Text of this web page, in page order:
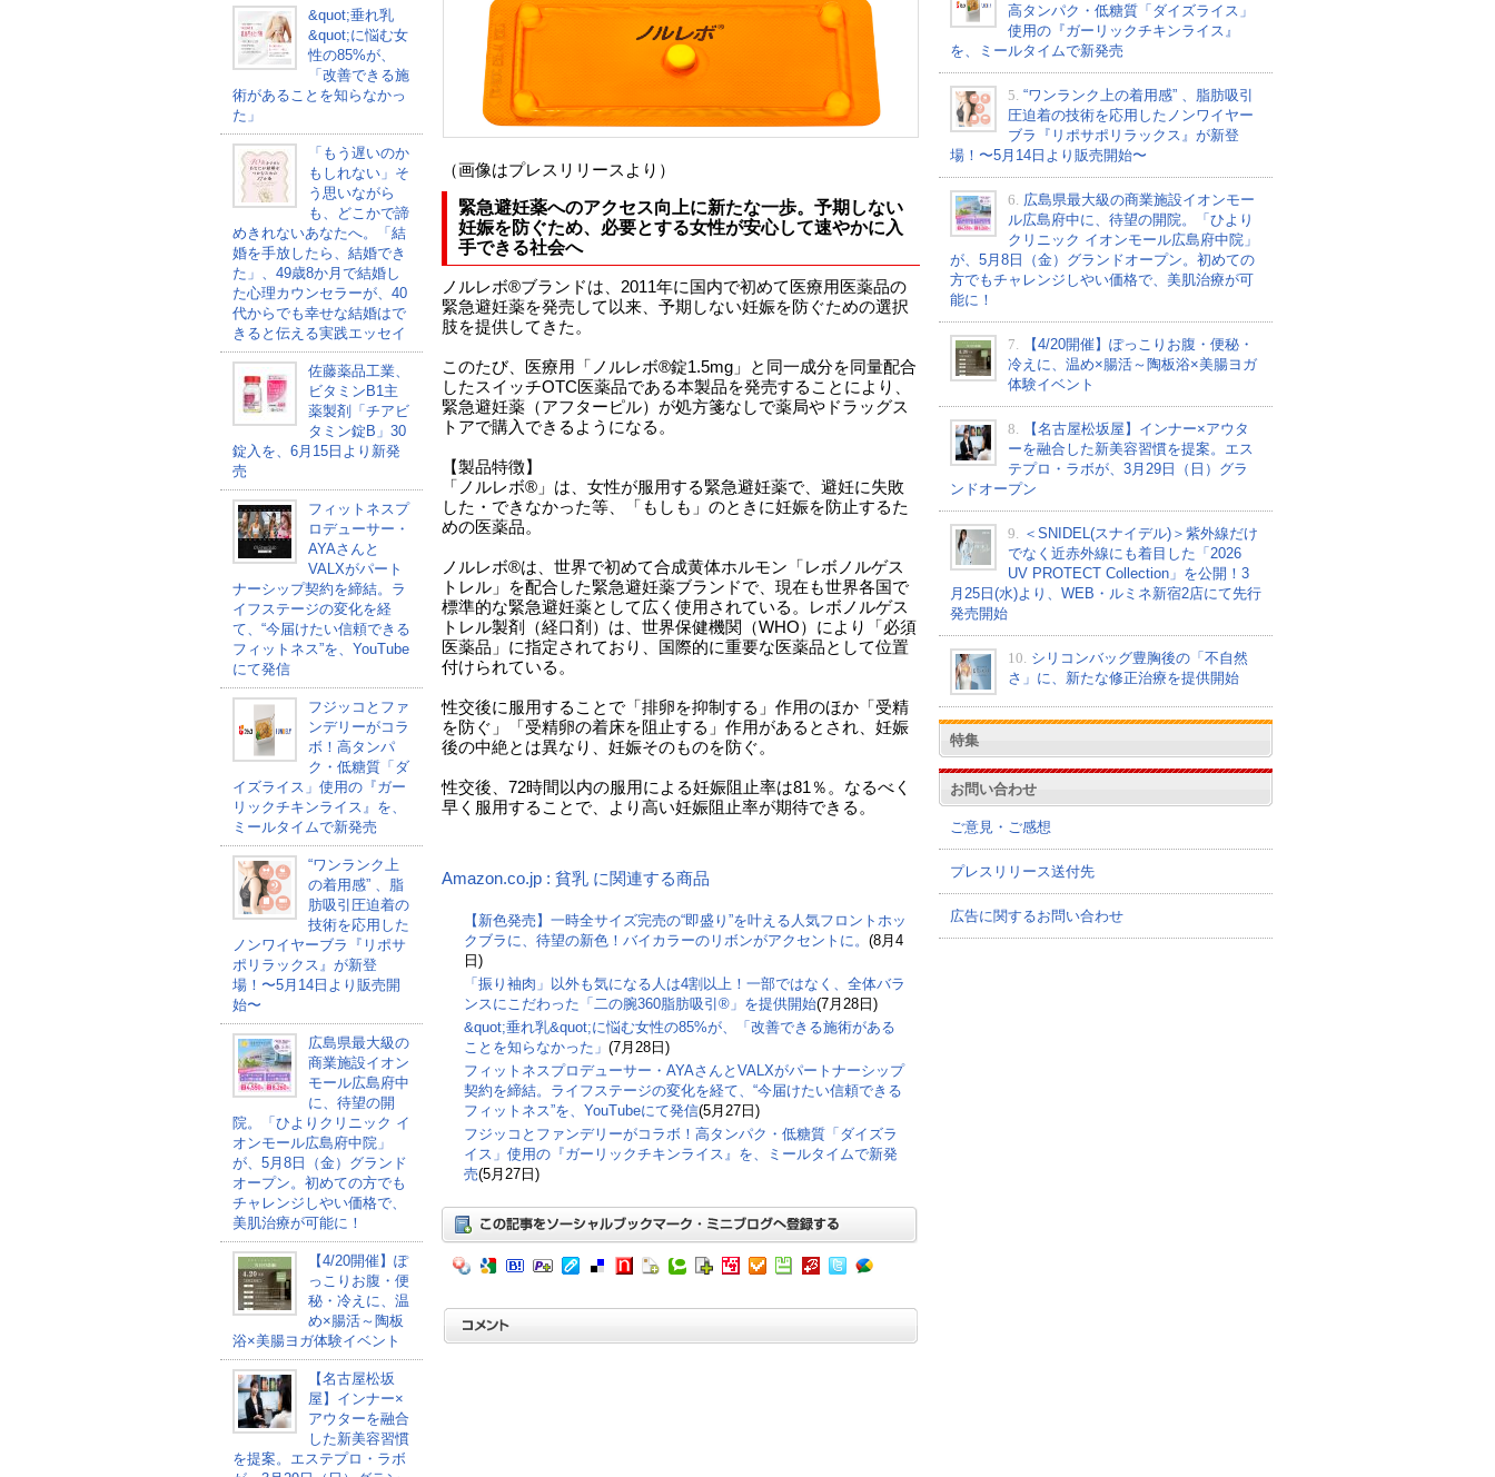
&quot;垂れ乳
&quot;に悩む女
性の85%が、
「改善できる施
術があることを知らなかっ
た」
「もう遅いのか
もしれない」そ
う思いながら
も、どこかで諦
めきれないあなたへ。「結
婚を手放したら、結婚でき
た」、49歳8か月で結婚し
た心理カウンセラーが、40
代からでも幸せな結婚はで
きると伝える実践エッセイ
佐藤薬品工業、
ビタミンB1主
薬製剤「チアビ
タミン錠B」30
錠入を、6月15日より新発
売
フィットネスプ
ロデューサー・
AYAさんと
VALXがパート
ナーシップ契約を締結。ラ
イフステージの変化を経
て、“今届けたい信頼できる
フィットネス”を、YouTube
にて発信
フジッコとファ
ンデリーがコラ
ボ！高タンパ
ク・低糖質「ダ
イズライス」使用の『ガー
リックチキンライス』を、
ミールタイムで新発売
“ワンランク上
の着用感” 、脂
肪吸引圧迫着の
技術を応用した
ノンワイヤーブラ『リポサ
ポリラックス』が新登
場！〜5月14日より販売開
始〜
広島県最大級の
商業施設イオン
モール広島府中
に、待望の開
院。「ひよりクリニック イ
オンモール広島府中院」
が、5月8日（金）グランド
オープン。初めての方でも
チャレンジしやい価格で、
美肌治療が可能に！
【4/20開催】ぽ
っこりお腹・便
秘・冷えに、温
め×腸活～陶板
浴×美腸ヨガ体験イベント
【名古屋松坂
屋】インナー×
アウターを融合
した新美容習慣
を提案。エステプロ・ラボ
（画像はプレスリリースより）
緊急避妊薬へのアクセス向上に新たな一歩。予期しない
妊娠を防ぐため、必要とする女性が安心して速やかに入
手できる社会へ
ノルレボ®ブランドは、2011年に国内で初めて医療用医薬品の
緊急避妊薬を発売して以来、予期しない妊娠を防ぐための選択
肢を提供してきた。
このたび、医療用「ノルレボ®錠1.5mg」と同一成分を同量配合
したスイッチOTC医薬品である本製品を発売することにより、
緊急避妊薬（アフターピル）が処方箋なしで薬局やドラッグス
トアで購入できるようになる。
【製品特徴】
「ノルレボ®」は、女性が服用する緊急避妊薬で、避妊に失敗
した・できなかった等、「もしも」のときに妊娠を防止するた
めの医薬品。
ノルレボ®は、世界で初めて合成黄体ホルモン「レボノルゲス
トレル」を配合した緊急避妊薬ブランドで、現在も世界各国で
標準的な緊急避妊薬として広く使用されている。レボノルゲス
トレル製剤（経口剤）は、世界保健機関（WHO）により「必須
医薬品」に指定されており、国際的に重要な医薬品として位置
付けられている。
性交後に服用することで「排卵を抑制する」作用のほか「受精
を防ぐ」「受精卵の着床を阻止する」作用があるとされ、妊娠
後の中絶とは異なり、妊娠そのものを防ぐ。
性交後、72時間以内の服用による妊娠阻止率は81％。なるべく
早く服用することで、より高い妊娠阻止率が期待できる。
Amazon.co.jp : 貧乳 に関連する商品
【新色発売】一時全サイズ完売の“即盛り”を叶える人気フロントホッ
クブラに、待望の新色！バイカラーのリボンがアクセントに。 (8月4
日)
「振り袖肉」以外も気になる人は4割以上！一部ではなく、全体バラ
ンスにこだわった「二の腕360脂肪吸引®」を提供開始(7月28日)
&quot;垂れ乳&quot;に悩む女性の85%が、「改善できる施術がある
ことを知らなかった」 (7月28日)
フィットネスプロデューサー・AYAさんとVALXがパートナーシップ
契約を締結。ライフステージの変化を経て、“今届けたい信頼できる
フィットネス”を、YouTubeにて発信(5月27日)
フジッコとファンデリーがコラボ！高タンパク・低糖質「ダイズラ
イス」使用の『ガーリックチキンライス』を、ミールタイムで新発
売(5月27日)
高タンパク・低糖質「ダイズライス」
使用の『ガーリックチキンライス』
を、ミールタイムで新発売
5. “ワンランク上の着用感” 、脂肪吸引
圧迫着の技術を応用したノンワイヤー
ブラ『リポサポリラックス』が新登
場！〜5月14日より販売開始〜
6. 広島県最大級の商業施設イオンモー
ル広島府中に、待望の開院。「ひより
クリニック イオンモール広島府中院」
が、5月8日（金）グランドオープン。初めての
方でもチャレンジしやい価格で、美肌治療が可
能に！
7.
【4/20開催】ぽっこりお腹・便秘・
冷えに、温め×腸活～陶板浴×美腸ヨガ
体験イベント
8.
【名古屋松坂屋】インナー×アウタ
ーを融合した新美容習慣を提案。エス
テプロ・ラボが、3月29日（日）グラ
ンドオープン
9.
＜SNIDEL(スナイデル)＞紫外線だけ
でなく近赤外線にも着目した「2026
UV PROTECT Collection」を公開！3
月25日(水)より、WEB・ルミネ新宿2店にて先行
発売開始
10. シリコンバッグ豊胸後の「不自然
さ」に、新たな修正治療を提供開始
特集
お問い合わせ
ご意見・ご感想
プレスリリース送付先
広告に関するお問い合わせ